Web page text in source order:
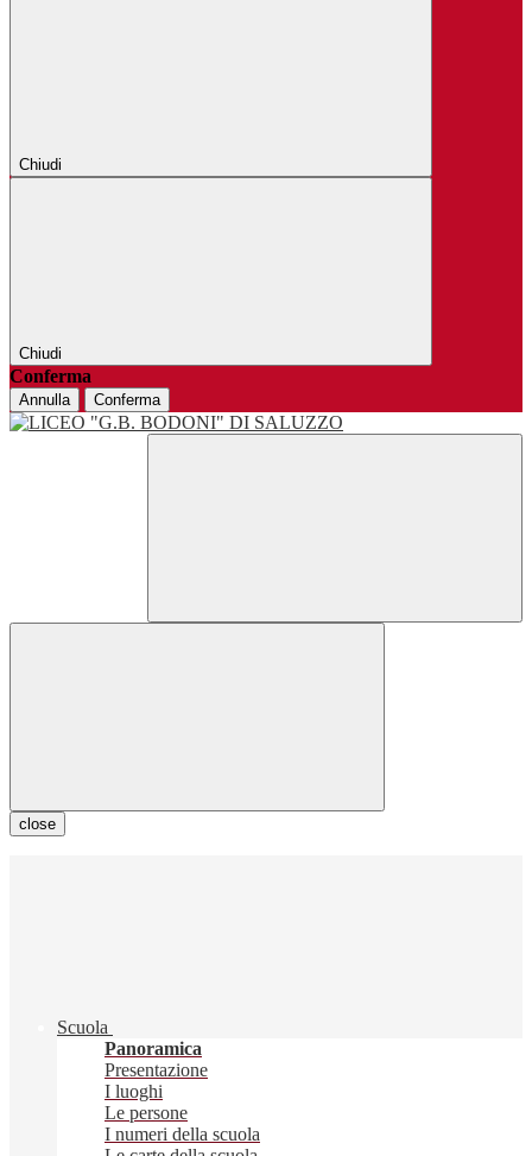
Chiudi
Chiudi
Conferma
Annulla Conferma
close
Scuola
Panoramica
Presentazione
I luoghi
Le persone
I numeri della scuola